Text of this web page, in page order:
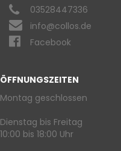
03528447336
info@collos.de
Facebook
ÖFFNUNGSZEITEN
Montag geschlossen
Dienstag bis Freitag
10:00 bis 18:00 Uhr